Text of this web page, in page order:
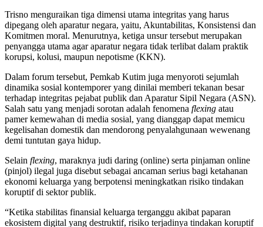
Trisno menguraikan tiga dimensi utama integritas yang harus
dipegang oleh aparatur negara, yaitu, Akuntabilitas, Konsistensi dan
Komitmen moral. Menurutnya, ketiga unsur tersebut merupakan
penyangga utama agar aparatur negara tidak terlibat dalam praktik
korupsi, kolusi, maupun nepotisme (KKN).
Dalam forum tersebut, Pemkab Kutim juga menyoroti sejumlah
dinamika sosial kontemporer yang dinilai memberi tekanan besar
terhadap integritas pejabat publik dan Aparatur Sipil Negara (ASN).
Salah satu yang menjadi sorotan adalah fenomena flexing atau
pamer kemewahan di media sosial, yang dianggap dapat memicu
kegelisahan domestik dan mendorong penyalahgunaan wewenang
demi tuntutan gaya hidup.
Selain flexing, maraknya judi daring (online) serta pinjaman online
(pinjol) ilegal juga disebut sebagai ancaman serius bagi ketahanan
ekonomi keluarga yang berpotensi meningkatkan risiko tindakan
koruptif di sektor publik.
“Ketika stabilitas finansial keluarga terganggu akibat paparan
ekosistem digital yang destruktif, risiko terjadinya tindakan koruptif